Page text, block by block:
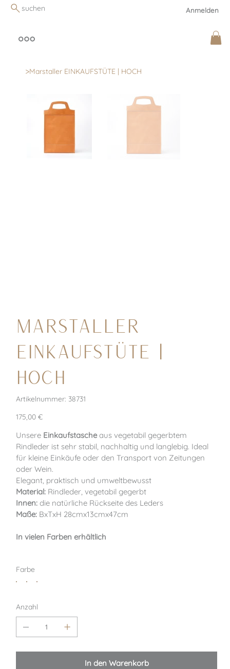
suchen Anmelden
>Marstaller EINKAUFSTÜTE | HOCH
Marstaller
EINKAUFSTÜTE |
HOCH
Artikelnummer: Artikelnummer:
38731
38731
Preis
175,00 €
Unsere Einkaufstascheaus vegetabil gegerbtem
Rindleder ist sehr stabil, nachhaltig und langlebig. Ideal
für kleine Einkäufe oder den Transport von Zeitungen
oder Wein.
Elegant, praktisch und umweltbewusst
Material:Rindleder, vegetabil gegerbt
Innen:die natürliche Rückseite des Leders
Maße:BxTxH 28cmx13cmx47cm
In vielen Farben erhältlich
Farbe
Anzahl
In den Warenkorb